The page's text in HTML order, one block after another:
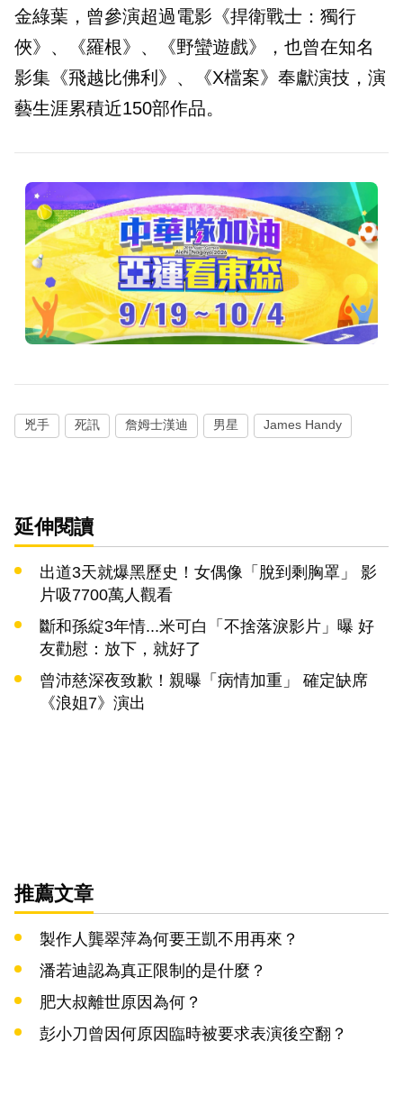
金綠葉，曾參演超過電影《捍衛戰士：獨行
俠》、《羅根》、《野蠻遊戲》，也曾在知名
影集《飛越比佛利》、《X檔案》奉獻演技，演
藝生涯累積近150部作品。
兇手 死訊 詹姆士漢迪 男星 James Handy
延伸閱讀
出道3天就爆黑歷史！女偶像「脫到剩胸罩」 影
片吸7700萬人觀看
斷和孫綻3年情...米可白「不捨落淚影片」曝 好
友勸慰：放下，就好了
曾沛慈深夜致歉！親曝「病情加重」 確定缺席
《浪姐7》演出
推薦文章
製作人龔翠萍為何要王凱不用再來？
潘若迪認為真正限制的是什麼？
肥大叔離世原因為何？
彭小刀曾因何原因臨時被要求表演後空翻？